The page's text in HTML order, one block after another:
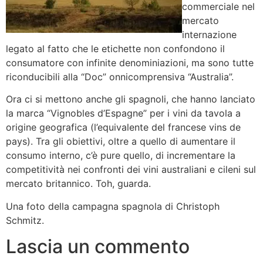
commerciale nel
mercato
internazione
legato al fatto che le etichette non confondono il
consumatore con infinite denominiazioni, ma sono tutte
riconducibili alla “Doc” onnicomprensiva “Australia”.
Ora ci si mettono anche gli spagnoli, che hanno lanciato
la marca “Vignobles d’Espagne” per i vini da tavola a
origine geografica (l’equivalente del francese vins de
pays). Tra gli obiettivi, oltre a quello di aumentare il
consumo interno, c’è pure quello, di incrementare la
competitività nei confronti dei vini australiani e cileni sul
mercato britannico. Toh, guarda.
Una foto della campagna spagnola di Christoph
Schmitz.
Lascia un commento